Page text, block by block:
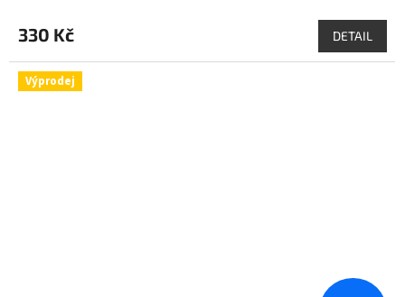
330 Kč DETAIL
Výprodej